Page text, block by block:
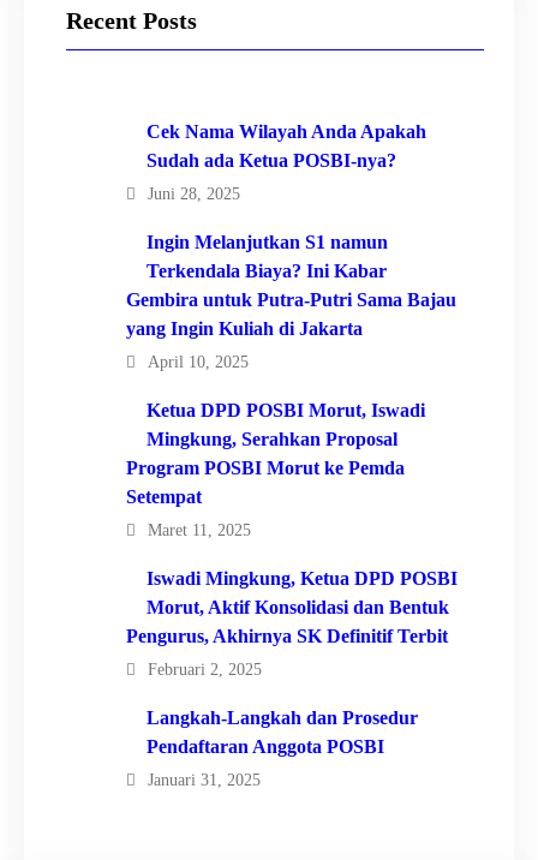
Recent Posts
Cek Nama Wilayah Anda Apakah
Sudah ada Ketua POSBI-nya?
Juni 28, 2025
Ingin Melanjutkan S1 namun
Terkendala Biaya? Ini Kabar
Gembira untuk Putra-Putri Sama Bajau
yang Ingin Kuliah di Jakarta
April 10, 2025
Ketua DPD POSBI Morut, Iswadi
Mingkung, Serahkan Proposal
Program POSBI Morut ke Pemda
Setempat
Maret 11, 2025
Iswadi Mingkung, Ketua DPD POSBI
Morut, Aktif Konsolidasi dan Bentuk
Pengurus, Akhirnya SK Definitif Terbit
Februari 2, 2025
Langkah-Langkah dan Prosedur
Pendaftaran Anggota POSBI
Januari 31, 2025